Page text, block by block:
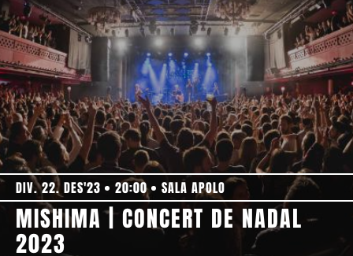
DIV. 22. DES'23 20:00 SALA APOLO
MISHIMA | CONCERT DE NADAL
2023